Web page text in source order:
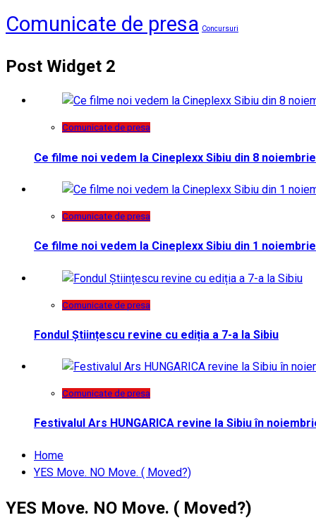
Comunicate de presa Concursuri
Post Widget 2
Comunicate de presa
Ce filme noi vedem la Cineplexx Sibiu din 8 noiembrie
Comunicate de presa
Ce filme noi vedem la Cineplexx Sibiu din 1 noiembrie
Comunicate de presa
Fondul Științescu revine cu ediția a 7-a la Sibiu
Comunicate de presa
Festivalul Ars HUNGARICA revine la Sibiu în
Home
YES Move. NO Move. ( Moved?)
YES Move. NO Move. ( Moved?)